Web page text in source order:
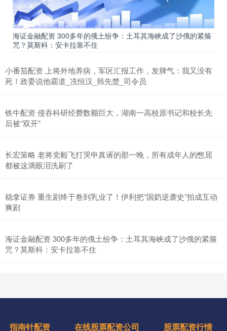
海证金融配资 300多年的俄土纷争：土耳其海峡成了沙俄的紧箍
咒？莫斯科：安卡拉靠不住
小番茄配资 上将外地养病，军区汇报工作，发脾气：我又没有
死！政委说他霸道_冼恒汉_韩先楚_司令员
铁牛配资 侵吞科研经费数额巨大，湖南一高校原书记和校长先
后被“双开”
长宏策略 老将党毅飞打哭申真谞的那一晚，所有成年人的憋屈
都被这滴眼泪洗刷了
稳拿证券 重生剧终于卷到乳业了！伊利把“国奶逆袭史”拍成互动
爽剧
海证金融配资 300多年的俄土纷争：土耳其海峡成了沙俄的紧箍
咒？莫斯科：安卡拉靠不住
指南针配资 在线股票配资公司 股票配资行情